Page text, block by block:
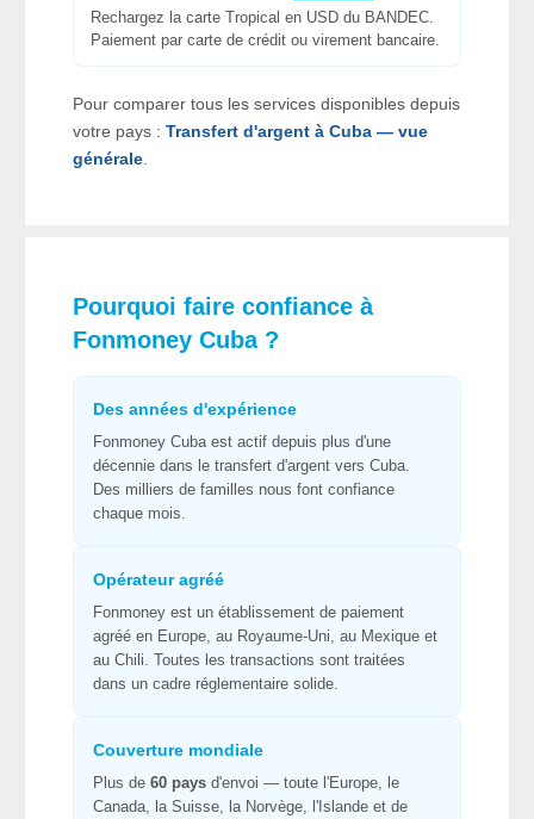
Rechargez la carte Tropical en USD du BANDEC.
Paiement par carte de crédit ou virement bancaire.
Pour comparer tous les services disponibles depuis
votre pays : Transfert d'argent à Cuba — vue
générale.
Pourquoi faire confiance à
Fonmoney Cuba?
Des années d'expérience
Fonmoney Cuba est actif depuis plus d'une
décennie dans le transfert d'argent vers Cuba.
Des milliers de familles nous font confiance
chaque mois.
Opérateur agréé
Fonmoney est un établissement de paiement
agréé en Europe, au Royaume-Uni, au Mexique et
au Chili. Toutes les transactions sont traitées
dans un cadre réglementaire solide.
Couverture mondiale
Plus de 60 pays d'envoi — toute l'Europe, le
Canada, la Suisse, la Norvège, l'Islande et de